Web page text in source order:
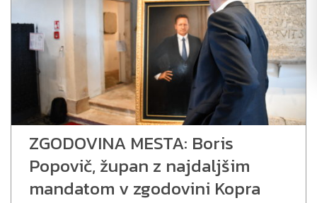
ZGODOVINA MESTA: Boris
Popovič, župan z najdaljšim
mandatom v zgodovini Kopra